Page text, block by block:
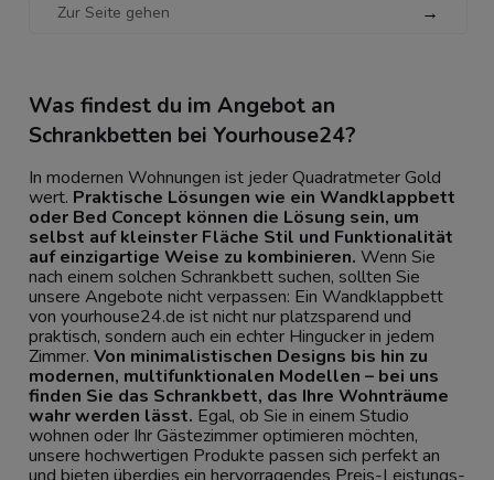
→
Was findest du im Angebot an
Schrankbetten bei Yourhouse24?
In modernen Wohnungen ist jeder Quadratmeter Gold
wert. Praktische Lösungen wie ein Wandklappbett
oder Bed Concept können die Lösung sein, um
selbst auf kleinster Fläche Stil und Funktionalität
auf einzigartige Weise zu kombinieren. Wenn Sie
nach einem solchen Schrankbett suchen, sollten Sie
unsere Angebote nicht verpassen: Ein Wandklappbett
von yourhouse24.de ist nicht nur platzsparend und
praktisch, sondern auch ein echter Hingucker in jedem
Zimmer. Von minimalistischen Designs bis hin zu
modernen, multifunktionalen Modellen – bei uns
finden Sie das Schrankbett, das Ihre Wohnträume
wahr werden lässt. Egal, ob Sie in einem Studio
wohnen oder Ihr Gästezimmer optimieren möchten,
unsere hochwertigen Produkte passen sich perfekt an